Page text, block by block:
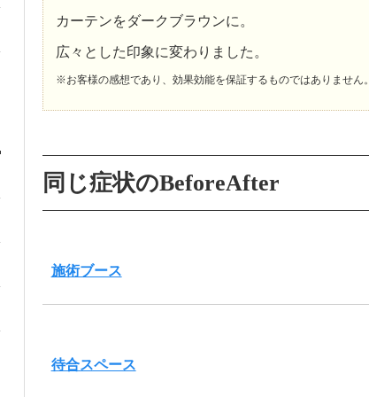
カーテンをダークブラウンに。
広々とした印象に変わりました。
※お客様の感想であり、効果効能を保証するものではありません。
同じ症状のBeforeAfter
施術ブース
待合スペース